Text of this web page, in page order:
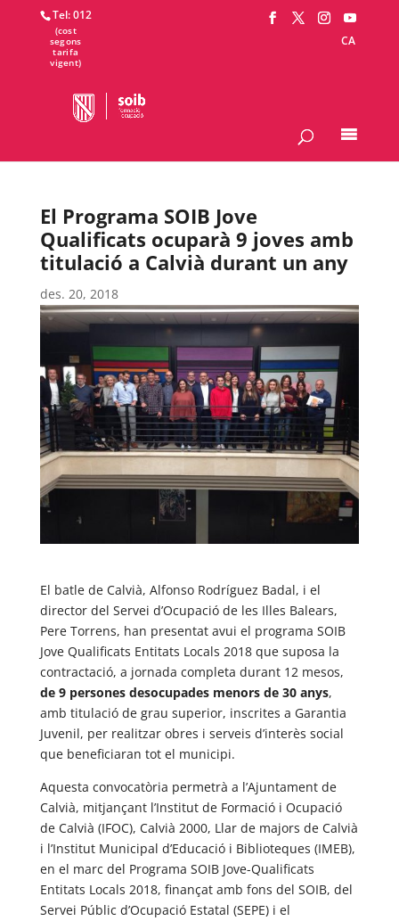
Tel: 012
CA
El Programa SOIB Jove
Qualificats ocuparà 9 joves amb
titulació a Calvià durant un any
des. 20, 2018
El batle de Calvià, Alfonso Rodríguez Badal, i el
director del Servei d’Ocupació de les Illes Balears,
Pere Torrens, han presentat avui el programa SOIB
Jove Qualificats Entitats Locals 2018 que suposa la
contractació, a jornada completa durant 12 mesos,
de 9 persones desocupades menors de 30 anys,
amb titulació de grau superior, inscrites a Garantia
Juvenil, per realitzar obres i serveis d’interès social
que beneficiaran tot el municipi.
Aquesta convocatòria permetrà a l’Ajuntament de
Calvià, mitjançant l’Institut de Formació i Ocupació
de Calvià (IFOC), Calvià 2000, Llar de majors de Calvià
i l’Institut Municipal d’Educació i Biblioteques (IMEB),
en el marc del Programa SOIB Jove-Qualificats
Entitats Locals 2018, finançat amb fons del SOIB, del
Servei Públic d’Ocupació Estatal (SEPE) i el